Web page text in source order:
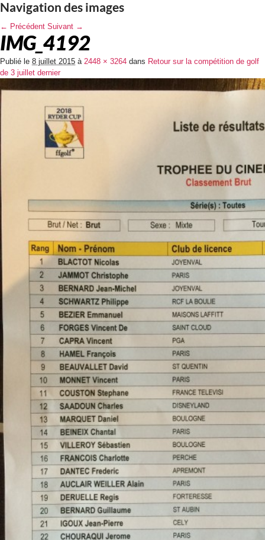
Navigation des images
← Précédent Suivant →
IMG_4192
Publié le 8 juillet 2015 à 2448 × 3264 dans Retour sur la compétition de golf
de 3 juillet dernier